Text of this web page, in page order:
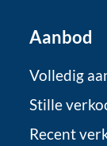
Aanbod
Volledig
Stille
Recent